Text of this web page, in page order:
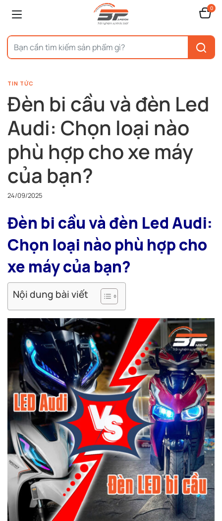
0
TIN TỨC
Đèn bi cầu và đèn Led
Audi: Chọn loại nào
phù hợp cho xe máy
của bạn?
24/09/2025
Đèn bi cầu và đèn Led Audi:
Chọn loại nào phù hợp cho
xe máy của bạn?
Nội dung bài viết